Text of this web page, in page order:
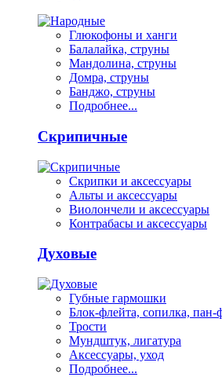
Глюкофоны и ханги
Балалайка, струны
Мандолина, струны
Домра, струны
Банджо, струны
Подробнее...
Скрипичные
Скрипки и аксессуары
Альты и аксессуары
Виолончели и аксессуары
Контрабасы и аксессуары
Духовые
Губные гармошки
Блок-флейта, сопилка, пан-
Трости
Мундштук, лигатура
Аксессуары, уход
Подробнее...